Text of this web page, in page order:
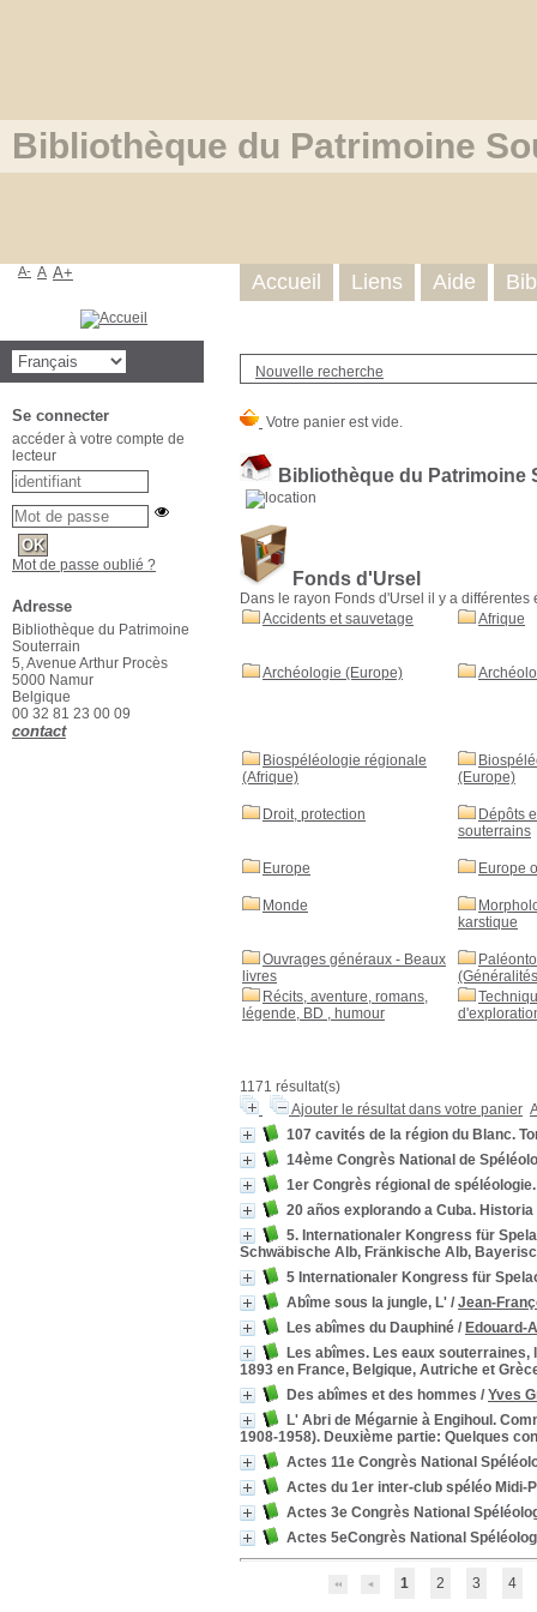
Bibliothèque du Patrimoine
Nouvelle recherche
Bibliothèque du Patrimoine
Fonds d'Ursel
Dans le rayon Fonds d'Ursel il y a
Accidents et sauvetage
Afrique
Archéologie (Europe)
Biospéléologie régionale
(Afrique)
(Europe)
Droit, protection
Dépôts
souterrains
Europe Europe
Monde
karstique
Ouvrages généraux - Beaux
livres
Récits, aventure, romans,
légende, BD , humour
1171 résultat(s)
Ajouter le résultat dans votre panier
107 cavités de la région du Blanc.
14ème Congrès National de
1er Congrès régional de
20 años explorando a Cuba.
5. Internationaler Kongress für
Schwäbische Alb, Fränkische Alb,
5 Internationaler Kongress für
Abîme sous la jungle, L' / Jean-
Les abîmes du Dauphiné / Edouard-
Les abîmes. Les eaux
1893 en France, Belgique, Autriche et
Des abîmes et des hommes / Yves
L' Abri de Mégarnie à Engihoul.
1908-1958). Deuxième partie: Quelques
Actes 11e Congrès National
Actes du 1er inter-club spéléo Midi-
Actes 3e Congrès National
Actes 5eCongrès National
1 2 3 4
Accueil Liens Aide
A- A A+
Se connecter
accéder à votre compte de
lecteur
Mot de passe oublié ?
Adresse
Bibliothèque du Patrimoine
Souterrain
5, Avenue Arthur Procès
5000 Namur
Belgique
00 32 81 23 00 09
contact